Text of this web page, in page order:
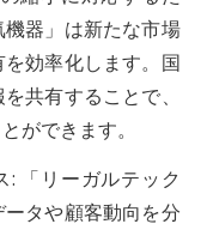
器」は新たな市場
効率化します。国
共有することで、
ができます。
: 「リーガルテック
タや顧客動向を分